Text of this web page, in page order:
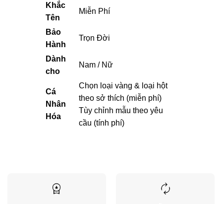
Khắc
Tên
Miễn Phí
Bảo
Hành
Trọn Đời
Dành
cho
Nam / Nữ
Cá
Nhân
Hóa
Chọn loại vàng & loại hột
theo sở thích (miễn phí)
Tùy chỉnh mẫu theo yêu
cầu (tính phí)